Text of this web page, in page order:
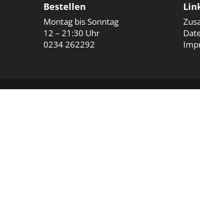
Bestellen
Montag bis Sonntag
12 – 21:30 Uhr
0234 262292